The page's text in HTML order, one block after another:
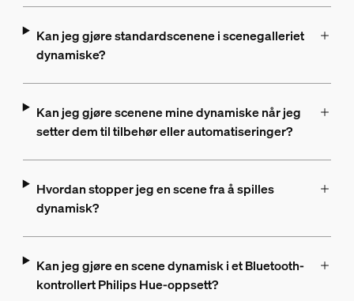
Kan jeg gjøre standardscenene i scenegalleriet
dynamiske?
Kan jeg gjøre scenene mine dynamiske når jeg
setter dem til tilbehør eller automatiseringer?
Hvordan stopper jeg en scene fra å spilles
dynamisk?
Kan jeg gjøre en scene dynamisk i et Bluetooth-
kontrollert Philips Hue-oppsett?